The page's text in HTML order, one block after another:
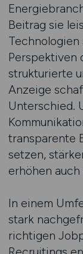
Beitrag sie
Perspektiven
strukturierte
Anzeige
Unterschied.
transparente
setzen,
erhöhen
In einem
stark
richtigen